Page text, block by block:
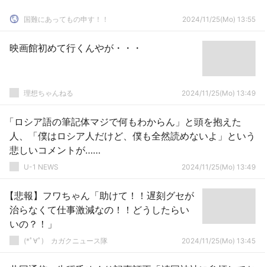
国難にあってもの申す！！ 2024/11/25(Mo) 13:55
映画館初めて行くんやが・・・
理想ちゃんねる 2024/11/25(Mo) 13:49
「ロシア語の筆記体マジで何もわからん」と頭を抱えた
人、「僕はロシア人だけど、僕も全然読めないよ」という
悲しいコメントが……
U-1 NEWS 2024/11/25(Mo) 13:49
【悲報】フワちゃん「助けて！！遅刻グセが
治らなくて仕事激減なの！！どうしたらい
いの？！」
(*ﾟ∀ﾟ)ゞカガクニュース隊 2024/11/25(Mo) 13:45